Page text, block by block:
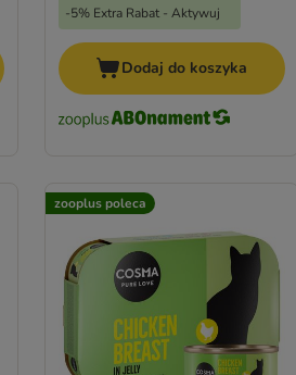
-5% Extra Rabat - Aktywuj
Dodaj do koszyka
zooplus poleca